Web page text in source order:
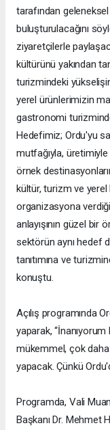
tarafından
buluşturulacağını
ziyaretçilerle
kültürünü yakından
turizmindeki
yerel ürünlerimizin
gastronomi
Hedefimiz; Ordu'yu
mutfağıyla,
örnek
kültür, turizm ve yerel
organizasyona
anlayışının güzel bir
sektörün aynı hedef
tanıtımına ve
konuştu.
Açılış programında
yaparak,
mükemmel, çok
yapacak. Çünkü
Programda, Vali
Başkanı Dr. Mehmet